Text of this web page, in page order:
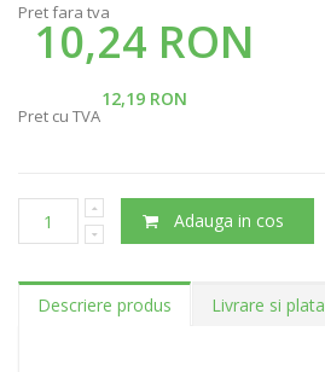
Pret fara tva
10,24 RON
12,19 RON
Pret cu TVA
Adauga in cos
Descriere produs Livrare si plata